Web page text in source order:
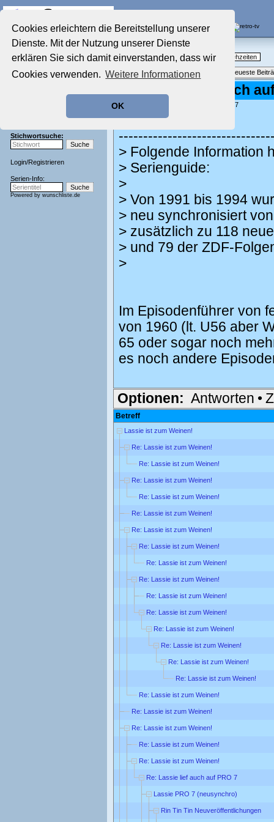
Cookies erleichtern die Bereitstellung unserer
Dienste. Mit der Nutzung unserer Dienste
erklären Sie sich damit einverstanden, dass wir
Cookies verwenden. Weitere Informationen
OK
Startseite
Aktuelles Forum
Film-Forum
Zeichentrick-Forum
Stichwortsuche:
Login/Registrieren
Serien-Info:
Powered by wunschliste.de
Nostalgieecke
TV-Erinnerungen an gute, alte Fernsehzeiten
Themenübersicht • Neues Thema Neueste
Re: Lassie lief auch
geschrieben von: , 07.08.24 10:27
Fury schrieb:
> Folgende Information
> Serienguide:
>
> Von 1991 bis 1994
> neu synchronisiert
> zusätzlich zu 118
> und 79 der ZDF-
>
Im Episodenführer von
von 1960 (lt. U56 aber
65 oder sogar noch
es noch andere
Optionen: Antworten •
Betreff
Lassie ist zum Weinen!
Re: Lassie ist zum Weinen!
Re: Lassie ist zum Weinen!
Re: Lassie ist zum Weinen!
Re: Lassie ist zum Weinen!
Re: Lassie ist zum Weinen!
Re: Lassie ist zum Weinen!
Re: Lassie ist zum Weinen!
Re: Lassie ist zum Weinen!
Re: Lassie ist zum Weinen!
Re: Lassie ist zum Weinen!
Re: Lassie ist zum Weinen!
Re: Lassie ist zum Weinen!
Re: Lassie ist zum Weinen!
Re: Lassie ist zum Weinen!
Re: Lassie ist zum Weinen!
Re: Lassie ist zum Weinen!
Re: Lassie ist zum Weinen!
Re: Lassie ist zum Weinen!
Re: Lassie ist zum Weinen!
Re: Lassie ist zum Weinen!
Re: Lassie lief auch auf PRO 7
Lassie PRO 7 (neusynchro)
Rin Tin Tin Neuveröffentlichungen